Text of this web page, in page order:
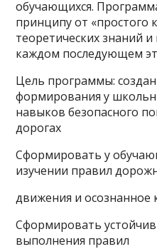
обучающихся.
принципу от «простого
теоретических знаний
каждом последующем
Цель программы:
формирования у
навыков безопасного
дорогах
Сформировать у
изучении правил
движения и осознанное
Сформировать
выполнения правил